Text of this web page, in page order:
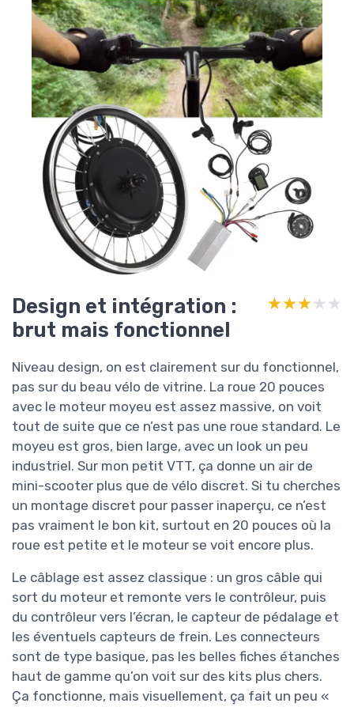
Design et intégration :
brut mais fonctionnel
★★★★★
★★★★★
Niveau design, on est clairement sur du fonctionnel,
pas sur du beau vélo de vitrine. La roue 20 pouces
avec le moteur moyeu est assez massive, on voit
tout de suite que ce n’est pas une roue standard. Le
moyeu est gros, bien large, avec un look un peu
industriel. Sur mon petit VTT, ça donne un air de
mini-scooter plus que de vélo discret. Si tu cherches
un montage discret pour passer inaperçu, ce n’est
pas vraiment le bon kit, surtout en 20 pouces où la
roue est petite et le moteur se voit encore plus.
Le câblage est assez classique : un gros câble qui
sort du moteur et remonte vers le contrôleur, puis
du contrôleur vers l’écran, le capteur de pédalage et
les éventuels capteurs de frein. Les connecteurs
sont de type basique, pas les belles fiches étanches
haut de gamme qu’on voit sur des kits plus chers.
Ça fonctionne, mais visuellement, ça fait un peu «